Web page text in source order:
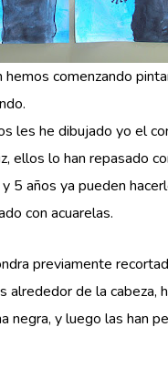
hemos comenzando
les he dibujado yo el
ellos lo han repasado
5 años ya pueden
con acuarelas.
previamente
alrededor de la cabeza,
negra, y luego las han